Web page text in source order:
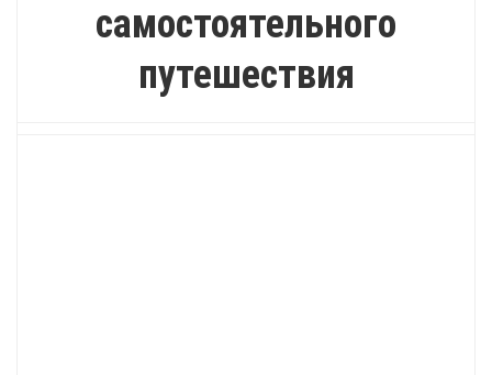
самостоятельного
путешествия